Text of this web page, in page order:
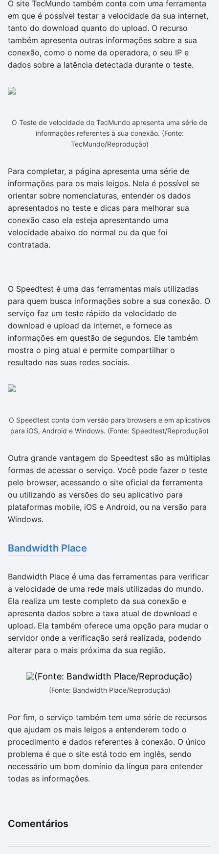
O site TecMundo também conta com uma ferramenta
em que é possível testar a velocidade da sua internet,
tanto do download quanto do upload. O recurso
também apresenta outras informações sobre a sua
conexão, como o nome da operadora, o seu IP e
dados sobre a latência detectada durante o teste.
O Teste de velocidade do TecMundo apresenta uma série de
informações referentes à sua conexão. (Fonte:
TecMundo/Reprodução)
Para completar, a página apresenta uma série de
informações para os mais leigos. Nela é possível se
orientar sobre nomenclaturas, entender os dados
apresentados no teste e dicas para melhorar sua
conexão caso ela esteja apresentando uma
velocidade abaixo do normal ou da que foi
contratada.
O Speedtest é uma das ferramentas mais utilizadas
para quem busca informações sobre a sua conexão. O
serviço faz um teste rápido da velocidade de
download e upload da internet, e fornece as
informações em questão de segundos. Ele também
mostra o ping atual e permite compartilhar o
resultado nas suas redes sociais.
O Speedtest conta com versão para browsers e em aplicativos
para iOS, Android e Windows. (Fonte: Speedtest/Reprodução)
Outra grande vantagem do Speedtest são as múltiplas
formas de acessar o serviço. Você pode fazer o teste
pelo browser, acessando o site oficial da ferramenta
ou utilizando as versões do seu aplicativo para
plataformas mobile, iOS e Android, ou na versão para
Windows.
Bandwidth Place
Bandwidth Place é uma das ferramentas para verificar
a velocidade de uma rede mais utilizadas do mundo.
Ela realiza um teste completo da sua conexão e
apresenta dados sobre a taxa atual de download e
upload. Ela também oferece uma opção para mudar o
servidor onde a verificação será realizada, podendo
alterar para o mais próxima da sua região.
(Fonte: Bandwidth Place/Reprodução)
Por fim, o serviço também tem uma série de recursos
que ajudam os mais leigos a entenderem todo o
procedimento e dados referentes à conexão. O único
problema é que o site está todo em inglês, sendo
necessário um bom domínio da língua para entender
todas as informações.
Comentários